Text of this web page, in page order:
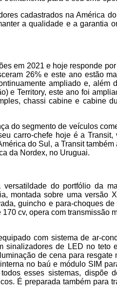
cadastrados na América
a qualidade e a garantia
em 2021 e hoje responde
26% e este ano estão
ampliado e, além
e Territory, este ano foi
chassi cabine e cabine
do segmento de veículos
carro-chefe hoje é a Transit,
do Sul, a Transit também
da Nordex, no Uruguai.
do portfólio da
montada sobre uma versão
guincho e para-choques de
cv, opera com transmissão
com sistema de ar-
sinalizadores de LED no teto
de cena para resgate
no baú e módulo SIM
esses sistemas, dispõe
É preparada também para